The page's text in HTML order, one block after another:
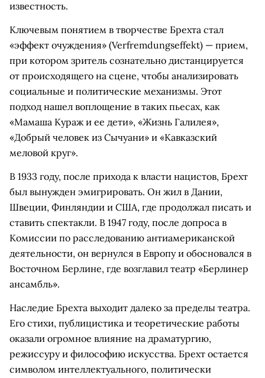
известность.
Ключевым понятием в творчестве Брехта стал
«эффект очуждения» (Verfremdungseffekt) — прием,
при котором зритель сознательно дистанцируется
от происходящего на сцене, чтобы анализировать
социальные и политические механизмы. Этот
подход нашел воплощение в таких пьесах, как
«Мамаша Кураж и ее дети», «Жизнь Галилея»,
«Добрый человек из Сычуани» и «Кавказский
меловой круг».
В 1933 году, после прихода к власти нацистов, Брехт
был вынужден эмигрировать. Он жил в Дании,
Швеции, Финляндии и США, где продолжал писать и
ставить спектакли. В 1947 году, после допроса в
Комиссии по расследованию антиамериканской
деятельности, он вернулся в Европу и обосновался в
Восточном Берлине, где возглавил театр «Берлинер
ансамбль».
Наследие Брехта выходит далеко за пределы театра.
Его стихи, публицистика и теоретические работы
оказали огромное влияние на драматургию,
режиссуру и философию искусства. Брехт остается
символом интеллектуального, политически